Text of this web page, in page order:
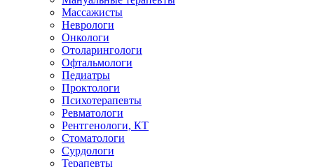
Массажисты
Неврологи
Онкологи
Отоларингологи
Офтальмологи
Педиатры
Проктологи
Психотерапевты
Ревматологи
Рентгенологи, КТ
Стоматологи
Сурдологи
Терапевты